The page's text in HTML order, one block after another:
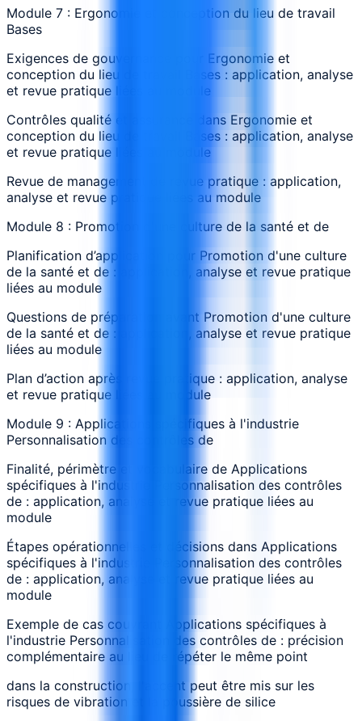
Module 7 : Ergonomie et conception du lieu de travail
Bases
Exigences de gouvernance pour Ergonomie et
conception du lieu de travail Bases : application, analyse
et revue pratique liées au module
Contrôles qualité et assurance dans Ergonomie et
conception du lieu de travail Bases : application, analyse
et revue pratique liées au module
Revue de management de revue pratique : application,
analyse et revue pratique liées au module
Module 8 : Promotion d'une culture de la santé et de
Planification d’application pour Promotion d'une culture
de la santé et de : application, analyse et revue pratique
liées au module
Questions de préparation avant Promotion d'une culture
de la santé et de : application, analyse et revue pratique
liées au module
Plan d’action après revue pratique : application, analyse
et revue pratique liées au module
Module 9 : Applications spécifiques à l'industrie
Personnalisation des contrôles de
Finalité, périmètre et vocabulaire de Applications
spécifiques à l'industrie Personnalisation des contrôles
de : application, analyse et revue pratique liées au
module
Étapes opérationnelles et décisions dans Applications
spécifiques à l'industrie Personnalisation des contrôles
de : application, analyse et revue pratique liées au
module
Exemple de cas couvrant Applications spécifiques à
l'industrie Personnalisation des contrôles de : précision
complémentaire au lieu de répéter le même point
dans la construction, l'accent peut être mis sur les
risques de vibration et la poussière de silice